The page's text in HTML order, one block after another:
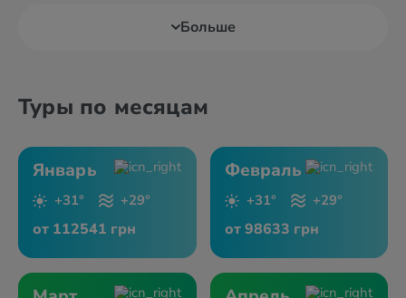
Больше
Туры по месяцам
Январь
+31° +29°
от 112541 грн
Февраль
+31° +29°
от 98633 грн